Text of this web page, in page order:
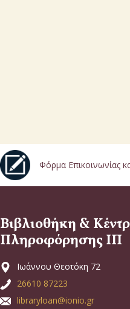
Φόρμα Επικοινωνίας
Βιβλιοθήκη &
Πληροφόρησης ΙΠ
Ιωάννου Θεοτόκη 72
26610 87223
libraryloan@ionio.gr